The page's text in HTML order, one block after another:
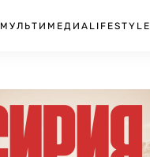
МУЛЬТИМЕДИА LIFESTYLE